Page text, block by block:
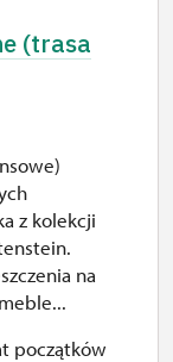
(trasa
z kolekcji
na
początków